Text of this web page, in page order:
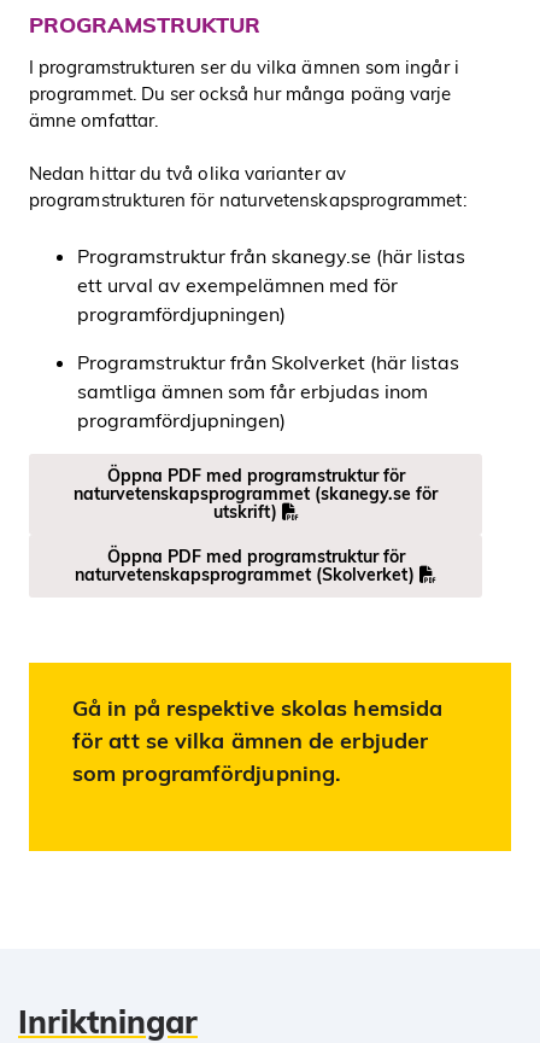
PROGRAMSTRUKTUR
I programstrukturen ser du vilka ämnen som ingår i
programmet. Du ser också hur många poäng varje
ämne omfattar.
Nedan hittar du två olika varianter av
programstrukturen för naturvetenskapsprogrammet:
Programstruktur från skanegy.se (här listas
ett urval av exempelämnen med för
programfördjupningen)
Programstruktur från Skolverket (här listas
samtliga ämnen som får erbjudas inom
programfördjupningen)
Öppna PDF med programstruktur för
naturvetenskapsprogrammet (skanegy.se för
utskrift)
Öppna PDF med programstruktur för
naturvetenskapsprogrammet (Skolverket)
Gå in på respektive skolas hemsida
för att se vilka ämnen de erbjuder
som programfördjupning.
Inriktningar